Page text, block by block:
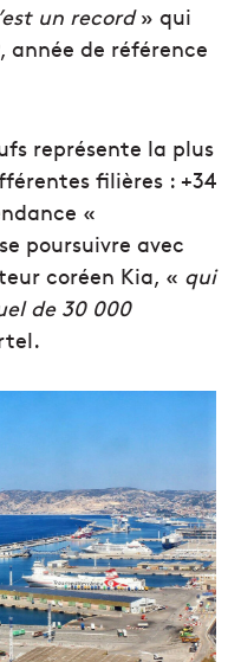
un record» qui
année de référence
représente la plus
filières : +34
«
poursuivre avec
coréen Kia, « qui
de 30 000